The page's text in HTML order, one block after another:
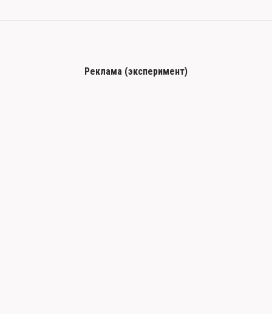
Реклама (эксперимент)